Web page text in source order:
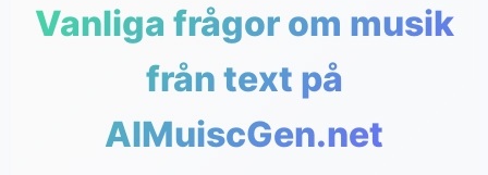
Vanliga frågor om musik
från text på
AIMuiscGen.net